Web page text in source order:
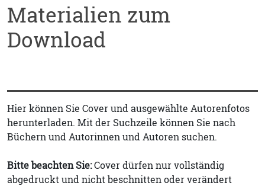
Materialien zum
Download
Hier können Sie Cover und ausgewählte Autorenfotos
herunterladen. Mit der Suchzeile können Sie nach
Büchern und Autorinnen und Autoren suchen.
Bitte beachten Sie:Cover dürfen nur vollständig
abgedruckt und nicht beschnitten oder verändert